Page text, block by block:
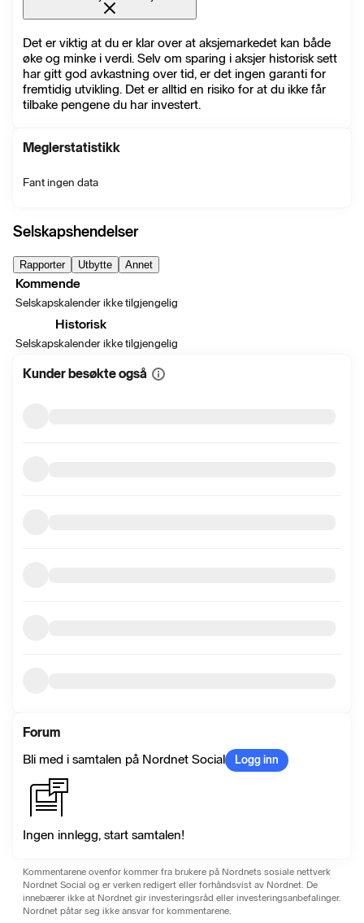
Det er viktig at du er klar over at aksjemarkedet kan både
øke og minke i verdi. Selv om sparing i aksjer historisk sett
har gitt god avkastning over tid, er det ingen garanti for
fremtidig utvikling. Det er alltid en risiko for at du ikke får
tilbake pengene du har investert.
Meglerstatistikk
Fant ingen data
Selskapshendelser
Rapporter Utbytte Annet
Kommende
Selskapskalender ikke tilgjengelig
Historisk
Selskapskalender ikke tilgjengelig
Kunder besøkte også Vis
Forum
Bli med i samtalen på Nordnet Social
Logg inn
Ingen innlegg, start samtalen!
Kommentarene ovenfor kommer fra brukere på Nordnets sosiale nettverk
Nordnet Social og er verken redigert eller forhåndsvist av Nordnet. De
innebærer ikke at Nordnet gir investeringsråd eller investeringsanbefalinger.
Nordnet påtar seg ikke ansvar for kommentarene.